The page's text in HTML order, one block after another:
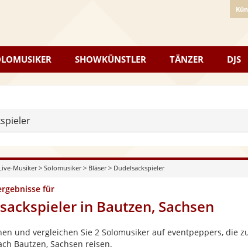
SHOWKÜNSTLER TÄNZER DJS
Musiker> Solomusiker> Bläser> Dudelsackspieler
für
in Bautzen, Sachsen
und vergleichen Sie 2 Solomusiker auf eventpeppers, die
Bautzen, Sachsen reisen.